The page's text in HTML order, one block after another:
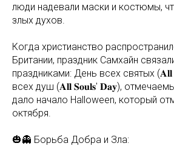
люди надевали маски и костюмы,
злых духов.
Когда христианство
Британии, праздник Самхайн
праздниками: День всех святых (𝐀𝐥𝐥
всех душ (𝐀𝐥𝐥 𝐒𝐨𝐮𝐥𝐬' 𝐃𝐚𝐲),
дало начало Halloween, который
октября.
🎃👻 Борьба Добра и Зла: